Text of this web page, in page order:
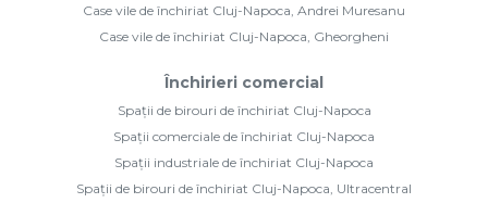
Case vile de închiriat Cluj-Napoca, Andrei Muresanu
Case vile de închiriat Cluj-Napoca, Gheorgheni
Închirieri comercial
Spații de birouri de închiriat Cluj-Napoca
Spații comerciale de închiriat Cluj-Napoca
Spații industriale de închiriat Cluj-Napoca
Spații de birouri de închiriat Cluj-Napoca, Ultracentral